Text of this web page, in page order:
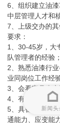
6、组织建立油
中层管理人才和
7、上级交办的其
要求：
1、30-45岁，大
队管理者的经验；
2、熟悉油漆行
业同岗位工作经
3、会看家具生
4、有精益生产理
5、具备良好的
通能力、应变能
新闻头